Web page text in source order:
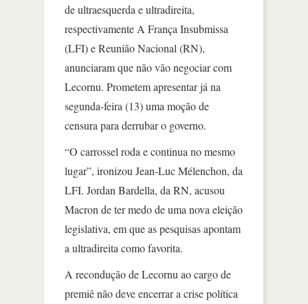
de ultraesquerda e ultradireita,
respectivamente A França Insubmissa
(LFI) e Reunião Nacional (RN),
anunciaram que não vão negociar com
Lecornu. Prometem apresentar já na
segunda-feira (13) uma moção de
censura para derrubar o governo.
“O carrossel roda e continua no mesmo
lugar”, ironizou Jean-Luc Mélenchon, da
LFI. Jordan Bardella, da RN, acusou
Macron de ter medo de uma nova eleição
legislativa, em que as pesquisas apontam
a ultradireita como favorita.
A recondução de Lecornu ao cargo de
premiê não deve encerrar a crise política